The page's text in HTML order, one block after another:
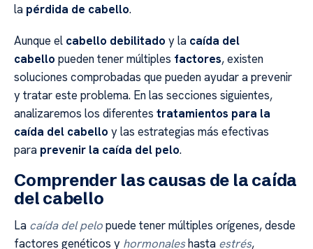
la pérdida de cabello.
Aunque el cabello debilitado y la caída del
cabello pueden tener múltiples factores, existen
soluciones comprobadas que pueden ayudar a prevenir
y tratar este problema. En las secciones siguientes,
analizaremos los diferentes tratamientos para la
caída del cabello y las estrategias más efectivas
para prevenir la caída del pelo.
Comprender las causas de la caída
del cabello
La caída del pelopuede tener múltiples orígenes, desde
factores genéticos y hormonaleshasta estrés,